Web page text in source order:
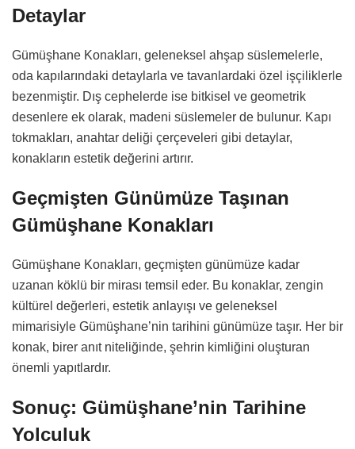
Detaylar
Gümüşhane Konakları, geleneksel ahşap süslemelerle,
oda kapılarındaki detaylarla ve tavanlardaki özel işçiliklerle
bezenmiştir. Dış cephelerde ise bitkisel ve geometrik
desenlere ek olarak, madeni süslemeler de bulunur. Kapı
tokmakları, anahtar deliği çerçeveleri gibi detaylar,
konakların estetik değerini artırır.
Geçmişten Günümüze Taşınan
Gümüşhane Konakları
Gümüşhane Konakları, geçmişten günümüze kadar
uzanan köklü bir mirası temsil eder. Bu konaklar, zengin
kültürel değerleri, estetik anlayışı ve geleneksel
mimarisiyle Gümüşhane’nin tarihini günümüze taşır. Her bir
konak, birer anıt niteliğinde, şehrin kimliğini oluşturan
önemli yapıtlardır.
Sonuç: Gümüşhane’nin Tarihine
Yolculuk